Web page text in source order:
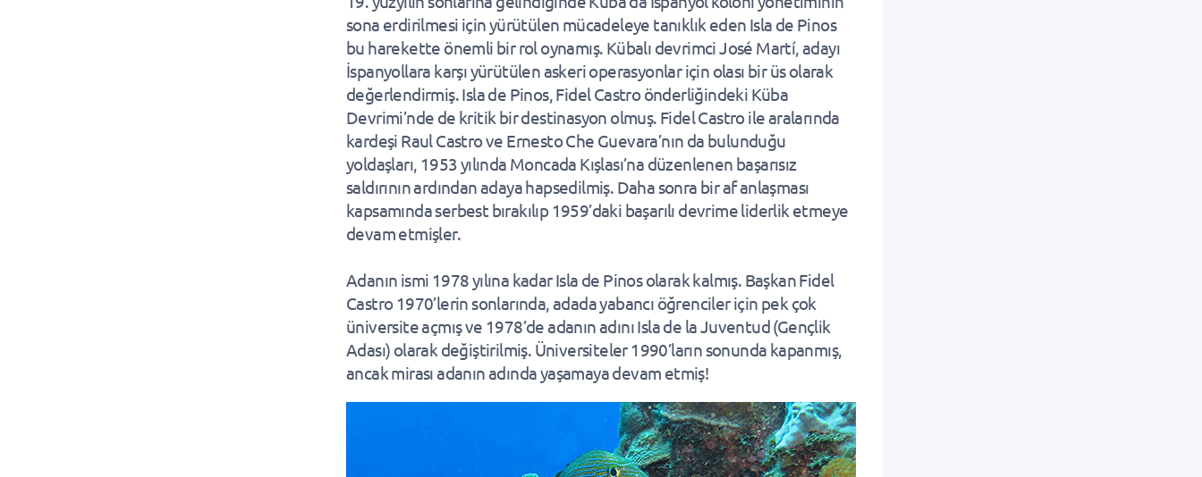
sona erdirilmesi için yürütülen mücadeleye tanıklık eden Isla de Pinos
bu harekette önemli bir rol oynamış. Kübalı devrimci José Martí, adayı
İspanyollara karşı yürütülen askeri operasyonlar için olası bir üs olarak
değerlendirmiş. Isla de Pinos, Fidel Castro önderliğindeki Küba
Devrimi’nde de kritik bir destinasyon olmuş. Fidel Castro ile aralarında
kardeşi Raul Castro ve Ernesto Che Guevara’nın da bulunduğu
yoldaşları, 1953 yılında Moncada Kışlası’na düzenlenen başarısız
saldırının ardından adaya hapsedilmiş. Daha sonra bir af anlaşması
kapsamında serbest bırakılıp 1959’daki başarılı devrime liderlik etmeye
devam etmişler.
Adanın ismi 1978 yılına kadar Isla de Pinos olarak kalmış. Başkan Fidel
Castro 1970’lerin sonlarında, adada yabancı öğrenciler için pek çok
üniversite açmış ve 1978’de adanın adını Isla de la Juventud (Gençlik
Adası) olarak değiştirilmiş. Üniversiteler 1990’ların sonunda kapanmış,
ancak mirası adanın adında yaşamaya devam etmiş!